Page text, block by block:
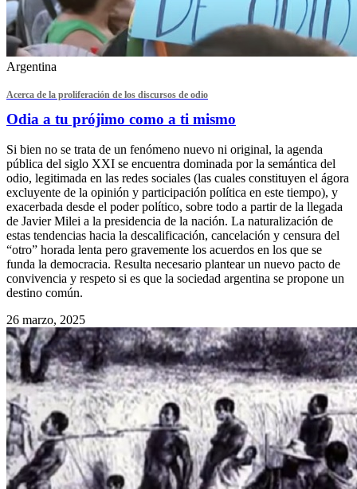
Argentina
Acerca de la proliferación de los discursos de odio
Odia a tu prójimo como a ti mismo
Si bien no se trata de un fenómeno nuevo ni original, la agenda
pública del siglo XXI se encuentra dominada por la semántica del
odio, legitimada en las redes sociales (las cuales constituyen el ágora
excluyente de la opinión y participación política en este tiempo), y
exacerbada desde el poder político, sobre todo a partir de la llegada
de Javier Milei a la presidencia de la nación. La naturalización de
estas tendencias hacia la descalificación, cancelación y censura del
“otro” horada lenta pero gravemente los acuerdos en los que se
funda la democracia. Resulta necesario plantear un nuevo pacto de
convivencia y respeto si es que la sociedad argentina se propone un
destino común.
26 marzo, 2025